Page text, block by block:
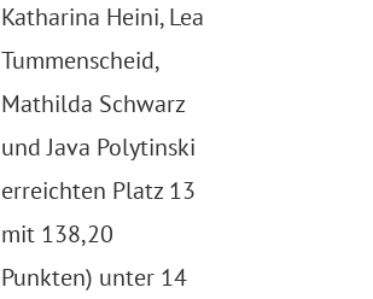
Katharina Heini, Lea
Tummenscheid,
Mathilda Schwarz
und Java Polytinski
erreichten Platz 13
mit 138,20
Punkten) unter 14